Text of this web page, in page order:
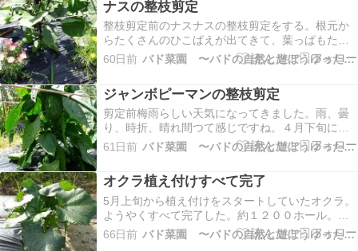
にはいい感じ。畑でとれたニンジンはとても柔ら
かくおいしいですね。人参栽培の重要ポイント⓵
土をシッ…
ナスの整枝剪定
整枝剪定前のナスナスの整枝剪定をする。根元か
らたくさんのひこばえが出てきて、葉っぱもたく
さん。ようやく一番花が咲いたのでいよいよ整枝
剪定作業だ。１地番花がついた枝を残し、そのす
すべてカット。これでとりあえず２本仕立てにし
ておく。後はし…
60日前 バド菜園 〜バドの自然と遊ぼうゆったり菜園らいふ〜
ジャンボピーマンの整枝剪定
剪定前梅雨らしい天気になってきました。雨、曇
り、時折、晴れ間つて感じですね。４月下旬に植
え付けたジャンボピーマン。一番花の下の芽や葉
をすべてか搔き取り、３～４本仕立てにします。
茎葉も実も大きいので倒れないように、丸支柱に
通したロープに…
61日前 バド菜園 〜バドの自然と遊ぼうゆったり菜園らいふ〜
オクラ植え付けすべて完了
5月上旬から植え付けをスタートしていたオクラ。
ようやくすべて完了した。約１２００ホール。各
ホールには２～３本植え付け。植えこむ畝が気候
（雨）の影響でなかなか全部準備できなかった。
66日前 バド菜園 〜バドの自然と遊ぼうゆったり菜園らいふ〜